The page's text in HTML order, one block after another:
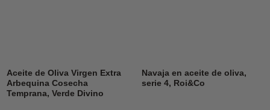
DESCUENTO45%
Aceite de Oliva Virgen Extra
Arbequina Cosecha
Temprana, Verde Divino
Navaja en aceite de oliva,
serie 4, Roi&Co